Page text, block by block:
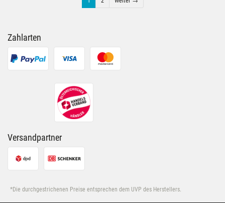
Zahlarten
Versandpartner
*Die durchgestrichenen Preise entsprechen dem UVP des Herstellers.